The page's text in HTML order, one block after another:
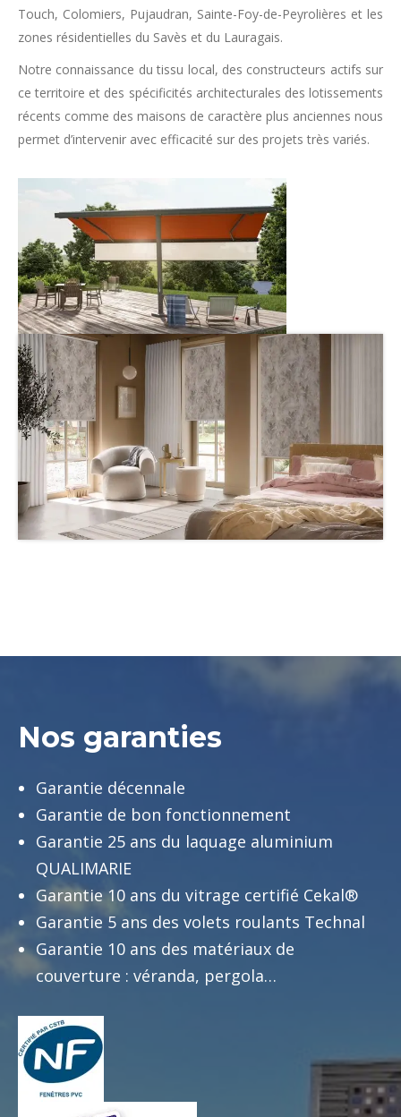
Touch, Colomiers, Pujaudran, Sainte-Foy-de-Peyrolières et les
zones résidentielles du Savès et du Lauragais.
Notre connaissance du tissu local, des constructeurs actifs sur
ce territoire et des spécificités architecturales des lotissements
récents comme des maisons de caractère plus anciennes nous
permet d’intervenir avec efficacité sur des projets très variés.
Nos garanties
Garantie décennale
Garantie de bon fonctionnement
Garantie 25 ans du laquage aluminium
QUALIMARIE
Garantie 10 ans du vitrage certifié Cekal®
Garantie 5 ans des volets roulants Technal
Garantie 10 ans des matériaux de
couverture : véranda, pergola…